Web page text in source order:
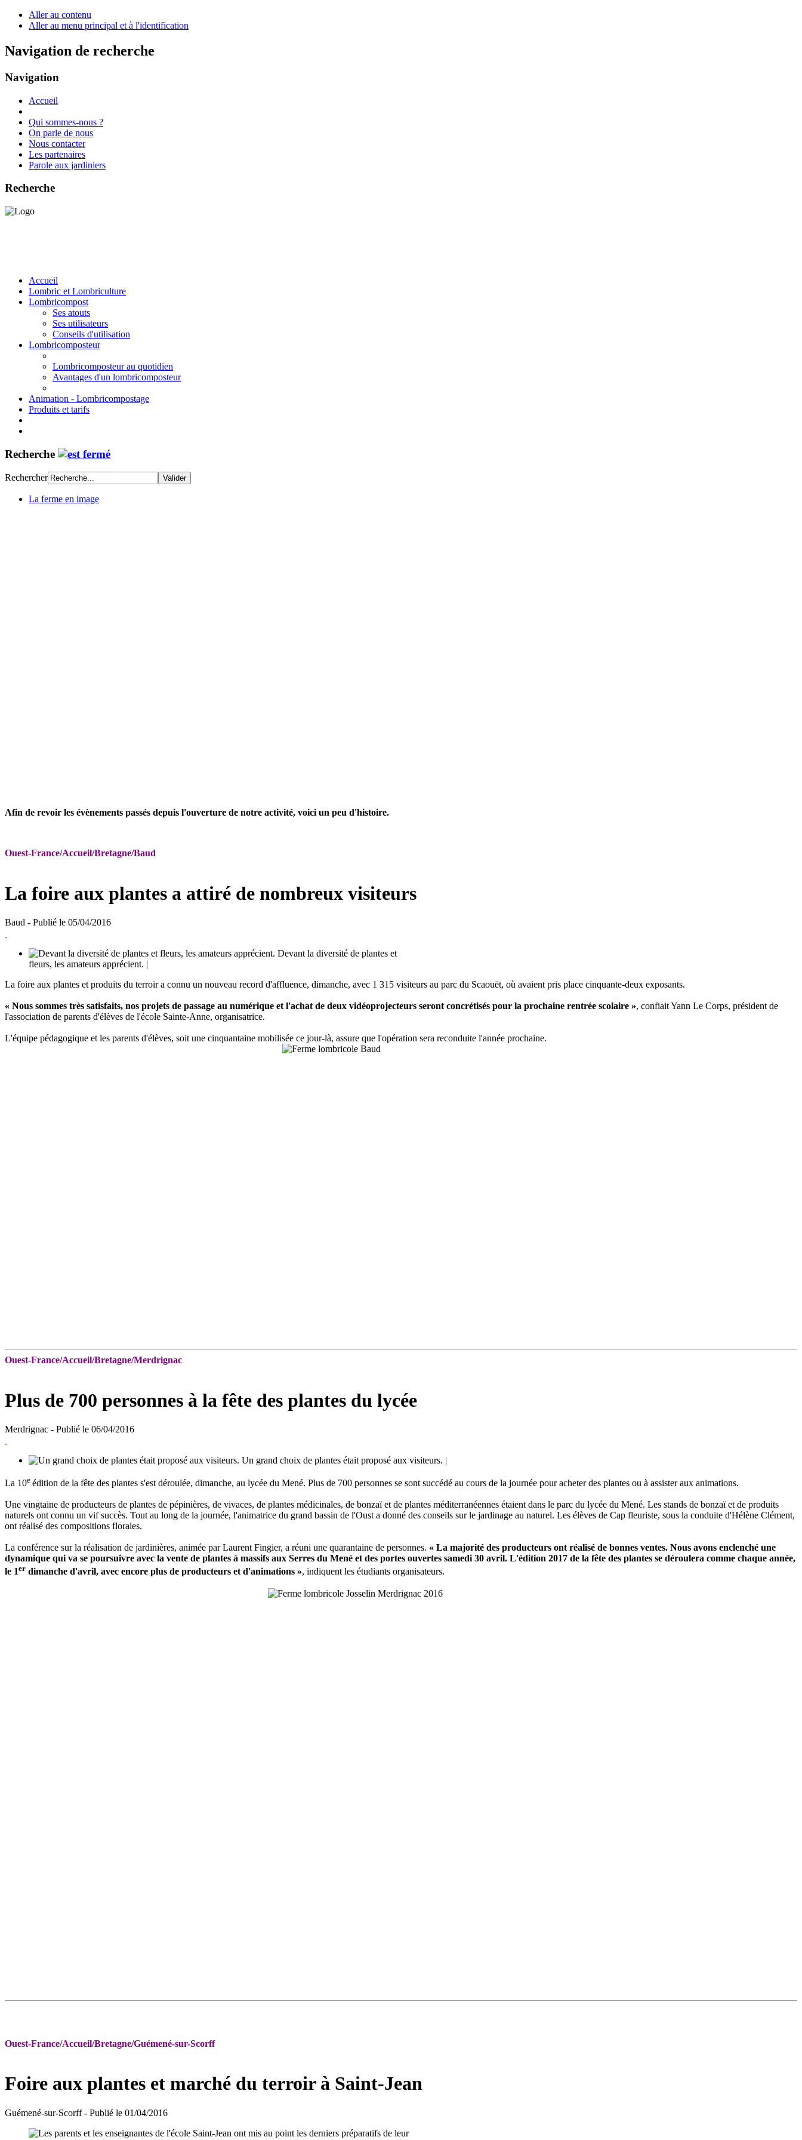
Aller au contenu
Aller au menu principal et à l'identification
Navigation de recherche
Navigation
Accueil
Qui sommes-nous ?
On parle de nous
Nous contacter
Les partenaires
Parole aux jardiniers
Recherche
Accueil
Lombric et Lombriculture
Lombricompost
Ses atouts
Ses utilisateurs
Conseils d'utilisation
Lombricomposteur
Lombricomposteur au quotidien
Avantages d'un lombricomposteur
Animation - Lombricompostage
Produits et tarifs
Recherche
Rechercher
La ferme en image
Afin de revoir les évènements passés depuis l'ouverture de notre activité, voici un peu d'histoire.
Ouest-France/Accueil/Bretagne/Baud
La foire aux plantes a attiré de nombreux visiteurs
Baud - Publié le 05/04/2016
Devant la diversité de plantes et
fleurs, les amateurs apprécient. |
La foire aux plantes et produits du terroir a connu un nouveau record d'affluence, dimanche, avec 1 315 visiteurs au parc du Scaouët, où avaient pris place cinquante-deux exposants.
« Nous sommes très satisfaits, nos projets de passage au numérique et l'achat de deux vidéoprojecteurs seront concrétisés pour la prochaine rentrée scolaire », confiait Yann Le Corps, président de
l'association de parents d'élèves de l'école Sainte-Anne, organisatrice.
L'équipe pédagogique et les parents d'élèves, soit une cinquantaine mobilisée ce jour-là, assure que l'opération sera reconduite l'année prochaine.
Ouest-France/Accueil/Bretagne/Merdrignac
Plus de 700 personnes à la fête des plantes du lycée
Merdrignac - Publié le 06/04/2016
Un grand choix de plantes était proposé aux visiteurs. |
La 10e édition de la fête des plantes s'est déroulée, dimanche, au lycée du Mené. Plus de 700 personnes se sont succédé au cours de la journée pour acheter des plantes ou à assister aux animations.
Une vingtaine de producteurs de plantes de pépinières, de vivaces, de plantes médicinales, de bonzaï et de plantes méditerranéennes étaient dans le parc du lycée du Mené. Les stands de bonzaï et de produits
naturels ont connu un vif succès. Tout au long de la journée, l'animatrice du grand bassin de l'Oust a donné des conseils sur le jardinage au naturel. Les élèves de Cap fleuriste, sous la conduite d'Hélène Clément,
ont réalisé des compositions florales.
La conférence sur la réalisation de jardinières, animée par Laurent Fingier, a réuni une quarantaine de personnes. « La majorité des producteurs ont réalisé de bonnes ventes. Nous avons enclenché une
dynamique qui va se poursuivre avec la vente de plantes à massifs aux Serres du Mené et des portes ouvertes samedi 30 avril. L'édition 2017 de la fête des plantes se déroulera comme chaque année,
le 1er dimanche d'avril, avec encore plus de producteurs et d'animations », indiquent les étudiants organisateurs.
Ouest-France/Accueil/Bretagne/Guémené-sur-Scorff
Foire aux plantes et marché du terroir à Saint-Jean
Guémené-sur-Scorff- Publié le 01/04/2016